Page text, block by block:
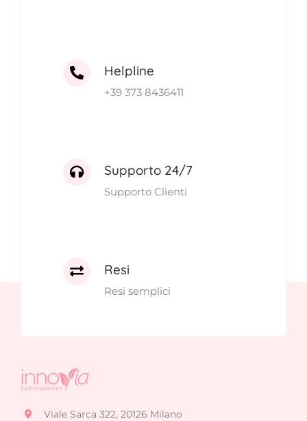
Helpline
+39 373 8436411
Supporto 24/7
Supporto Clienti
Resi
Resi semplici
Viale Sarca 322, 20126 Milano